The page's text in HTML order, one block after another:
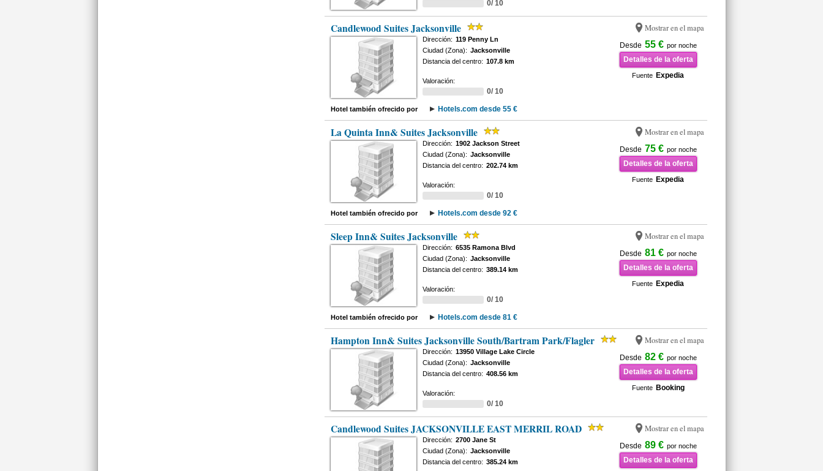
0/ 10
Candlewood Suites Jacksonville Mostrar en el mapa
Desde 55 € por noche
Detalles de la oferta
Fuente Expedia
Dirección: 119 Penny Ln
Ciudad (Zona): Jacksonville
Distancia del centro: 107.8 km
Valoración:
0/ 10
Hotel también ofrecido por Hotels.com desde 55 €
La Quinta Inn& Suites Jacksonville Mostrar en el mapa
Desde 75 € por noche
Detalles de la oferta
Fuente Expedia
Dirección: 1902 Jackson Street
Ciudad (Zona): Jacksonville
Distancia del centro: 202.74 km
Valoración:
0/ 10
Hotel también ofrecido por Hotels.com desde 92 €
Sleep Inn& Suites Jacksonville Mostrar en el mapa
Desde 81 € por noche
Detalles de la oferta
Fuente Expedia
Dirección: 6535 Ramona Blvd
Ciudad (Zona): Jacksonville
Distancia del centro: 389.14 km
Valoración:
0/ 10
Hotel también ofrecido por Hotels.com desde 81 €
Hampton Inn& Suites Jacksonville South/Bartram Park/Flagler Mostrar en el mapa
Desde 82 € por noche
Detalles de la oferta
Fuente Booking
Dirección: 13950 Village Lake Circle
Ciudad (Zona): Jacksonville
Distancia del centro: 408.56 km
Valoración:
0/ 10
Candlewood Suites JACKSONVILLE EAST MERRIL ROAD Mostrar en el mapa
Desde 89 € por noche
Detalles de la oferta
Dirección: 2700 Jane St
Ciudad (Zona): Jacksonville
Distancia del centro: 385.24 km